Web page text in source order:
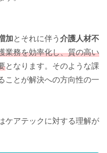
加とそれに伴う 介護人材不
業務を効率化し、質の高い
となります。そのような課
ことが解決への方向性の一
ケアテックに対する理解が